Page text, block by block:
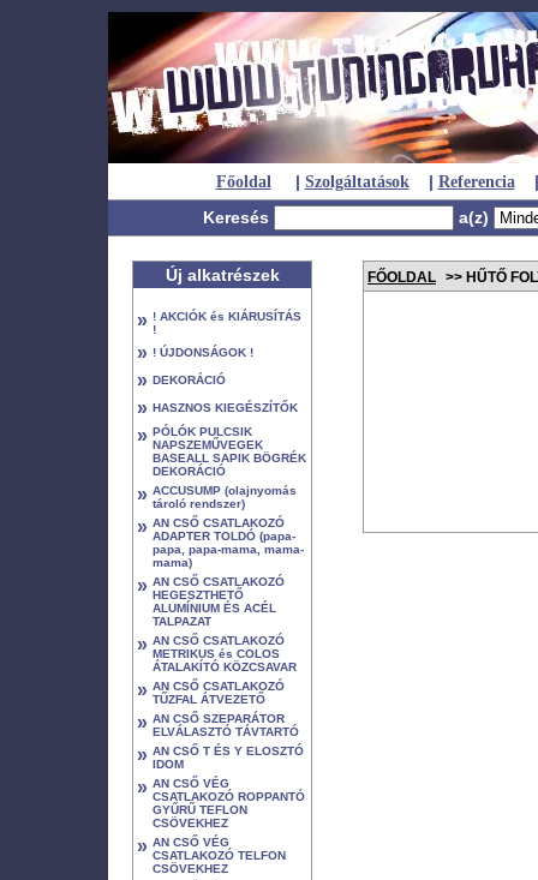
Főoldal | Szolgáltatások | Referencia
|
Keresés
a(z)
Új alkatrészek
» ! AKCIÓK és KIÁRUSÍTÁS
!
» ! ÚJDONSÁGOK !
» DEKORÁCIÓ
» HASZNOS KIEGÉSZÍTŐK
» PÓLÓK PULCSIK
NAPSZEMŰVEGEK
BASEALL SAPIK BÖGRÉK
DEKORÁCIÓ
» ACCUSUMP (olajnyomás
tároló rendszer)
» AN CSŐ CSATLAKOZÓ
ADAPTER TOLDÓ (papa-
papa, papa-mama, mama-
mama)
» AN CSŐ CSATLAKOZÓ
HEGESZTHETŐ
ALUMÍNIUM ÉS ACÉL
TALPAZAT
» AN CSŐ CSATLAKOZÓ
METRIKUS és COLOS
ÁTALAKÍTÓ KÖZCSAVAR
» AN CSŐ CSATLAKOZÓ
TŰZFAL ÁTVEZETŐ
» AN CSŐ SZEPARÁTOR
ELVÁLASZTÓ TÁVTARTÓ
» AN CSŐ T ÉS Y ELOSZTÓ
IDOM
» AN CSŐ VÉG
CSATLAKOZÓ ROPPANTÓ
GYŰRŰ TEFLON
CSÖVEKHEZ
» AN CSŐ VÉG
CSATLAKOZÓ TELFON
CSÖVEKHEZ
FŐOLDAL >> HŰTŐ